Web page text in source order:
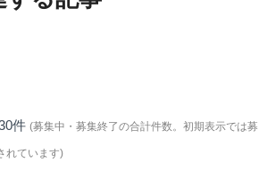
件 (募集中・募集終了の合計件数。初期表示では募
れています)